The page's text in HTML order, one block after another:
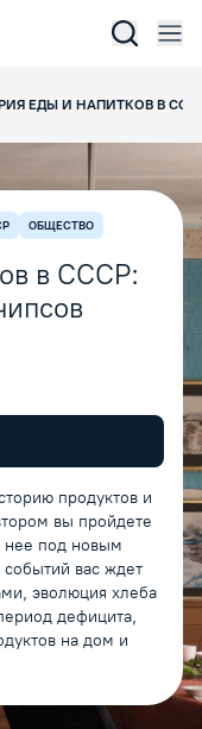
ЕДЫ И НАПИТКОВ В
ОБЩЕСТВО
в СССР:
продуктов и
вы пройдете
нее под новым
вас ждет
эволюция хлеба
дефицита,
на дом и